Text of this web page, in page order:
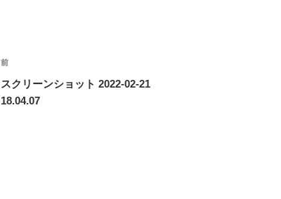
投
稿
ナ
前
の
投
前
スクリーンショット 2022-02-21
18.04.07